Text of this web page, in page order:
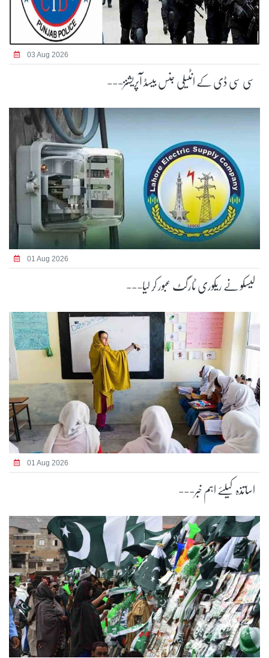
03 Aug 2026
سی سی ڈی کے انٹیلی جنس بیسڈ آپریشنز---
01 Aug 2026
لیسکو نے ریکوری ٹارگٹ عبور کر لیا---
01 Aug 2026
اساتذہ کیلئے اہم خبر---